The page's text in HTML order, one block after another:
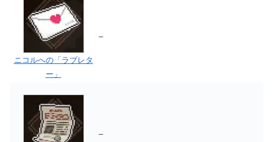
ニコルへの「ラブレタ
ー」
–
–